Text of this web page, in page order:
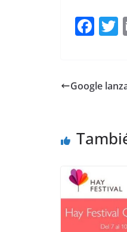
F
e
o
Google